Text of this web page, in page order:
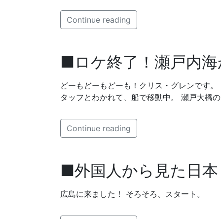
Continue reading
■ロケ終了！瀬戸内
どーもどーもどーも！クリス・グレンです
タッフとわかれて、船で移動中。 瀬戸大橋
Continue reading
■外国人から見た日
広島に来ました！ そろそろ、スタート。